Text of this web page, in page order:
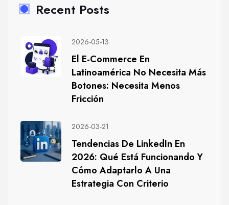
Recent Posts
2026-05-13
El E-Commerce En
Latinoamérica No Necesita Más
Botones: Necesita Menos
Fricción
2026-03-21
Tendencias De LinkedIn En
2026: Qué Está Funcionando Y
Cómo Adaptarlo A Una
Estrategia Con Criterio